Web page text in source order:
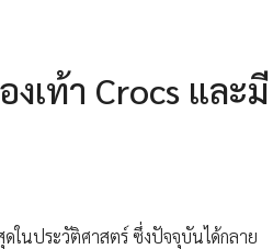
เท้า Crocs และมี
ดในประวัติศาสตร์ ซึ่งปัจจุบันได้กลาย